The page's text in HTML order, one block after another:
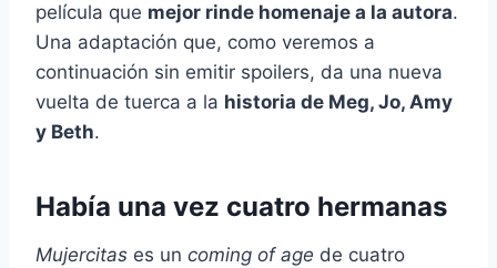
película que mejor rinde homenaje a la autora.
Una adaptación que, como veremos a
continuación sin emitir spoilers, da una nueva
vuelta de tuerca a la historia de Meg, Jo, Amy
y Beth.
Había una vez cuatro hermanas
Mujercitas es un coming of age de cuatro